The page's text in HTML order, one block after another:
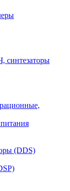
синтезаторы
(DDS)